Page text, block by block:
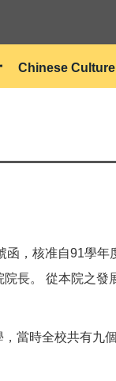
Chinese
，核准自91學
長。 從本院之
當時全校共有九